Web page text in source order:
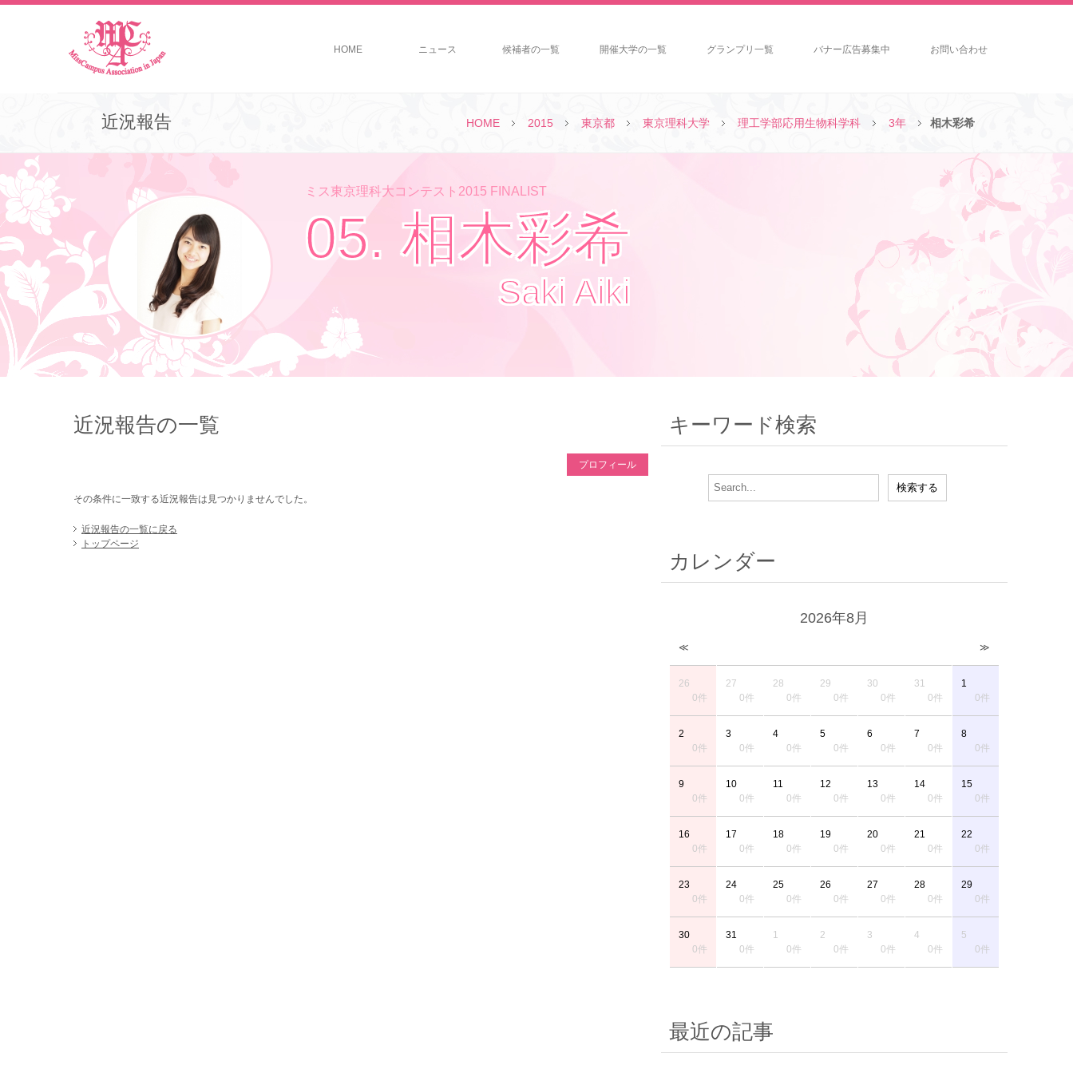
HOME ニュース 候補者の一覧 開催大学の一覧 グランプリ一覧 バナー広告募集中 お問い合わせ
HOME 2015 東京都 東京理科大学 理工学部応用生物科学科 3年 相木彩希
近況報告
ミス東京理科大コンテスト2015 FINALIST
05. 相木彩希
Saki Aiki
近況報告の一覧
プロフィール
その条件に一致する近況報告は見つかりませんでした。
近況報告の一覧に戻る
トップページ
キーワード検索
カレンダー
2026年8月
≪ ≫
26
0件
27
0件
28
0件
29
0件
30
0件
31
0件
1
0件
2
0件
3
0件
4
0件
5
0件
6
0件
7
0件
8
0件
9
0件
10
0件
11
0件
12
0件
13
0件
14
0件
15
0件
16
0件
17
0件
18
0件
19
0件
20
0件
21
0件
22
0件
23
0件
24
0件
25
0件
26
0件
27
0件
28
0件
29
0件
30
0件
31
0件
1
0件
2
0件
3
0件
4
0件
5
0件
最近の記事